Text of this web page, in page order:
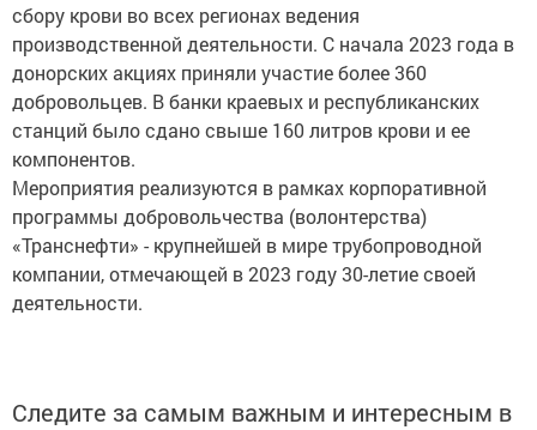
сбору крови во всех регионах ведения
производственной деятельности. С начала 2023 года в
донорских акциях приняли участие более 360
добровольцев. В банки краевых и республиканских
станций было сдано свыше 160 литров крови и ее
компонентов.
Мероприятия реализуются в рамках корпоративной
программы добровольчества (волонтерства)
«Транснефти» - крупнейшей в мире трубопроводной
компании, отмечающей в 2023 году 30-летие своей
деятельности.
Следите за самым важным и интересным в